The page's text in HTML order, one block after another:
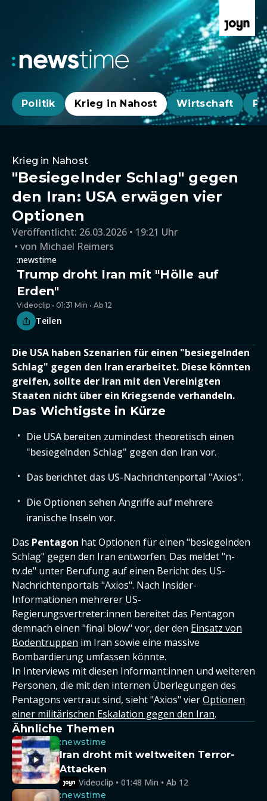
Politik Krieg in Nahost Wirtschaft
Krieg in Nahost
"Besiegelnder Schlag" gegen
den Iran: USA erwägen vier
Optionen
Veröffentlicht: 26.03.2026 • 19:21 Uhr
von Michael Reimers
:newstime
Trump droht Iran mit "Hölle auf
Erden"
Videoclip • 01:31 Min • Ab 12
Teilen
Die USA haben Szenarien für einen "besiegelnden
Schlag" gegen den Iran erarbeitet. Diese könnten
greifen, sollte der Iran mit den Vereinigten
Staaten nicht über ein Kriegsende verhandeln.
Das Wichtigste in Kürze
Die USA bereiten zumindest theoretisch einen
"besiegelnden Schlag" gegen den Iran vor.
Das berichtet das US-Nachrichtenportal "Axios".
Die Optionen sehen Angriffe auf mehrere
iranische Inseln vor.
Das Pentagon hat Optionen für einen "besiegelnden
Schlag" gegen den Iran entworfen. Das meldet "n-
tv.de" unter Berufung auf einen Bericht des US-
Nachrichtenportals "Axios". Nach Insider-
Informationen mehrerer US-
Regierungsvertreter:innen bereitet das Pentagon
demnach einen "final blow" vor, der den Einsatz von
Bodentruppen im Iran sowie eine massive
Bombardierung umfassen könnte.
In Interviews mit diesen Informant:innen und weiteren
Personen, die mit den internen Überlegungen des
Pentagons vertraut sind, sieht "Axios" vierOptionen
einer militärischen Eskalation gegen den Iran.
Ähnliche Themen
:newstime
Iran droht mit weltweiten Terror-
Attacken
Videoclip • 01:48 Min • Ab 12
:newstime